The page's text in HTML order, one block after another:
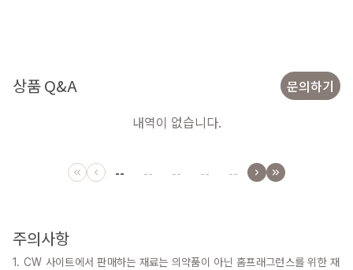
상품 Q&A
문의하기
내역이 없습니다.
-- -- -- -- --
주의사항
1. CW 사이트에서 판매하는 재료는 의약품이 아닌 홈프래그런스를 위한 재